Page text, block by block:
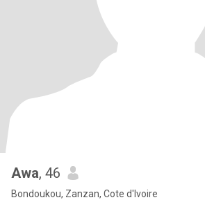
Awa, 46
Bondoukou, Zanzan, Cote d'Ivoire